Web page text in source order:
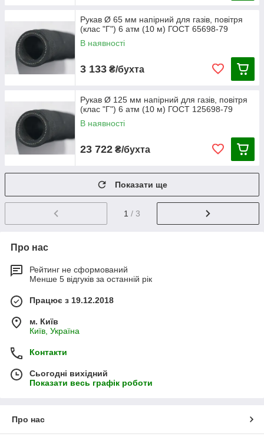
Рукав Ø 65 мм напірний для газів, повітря
(клас "Г") 6 атм (10 м) ГОСТ 65698-79
В наявності
3 133 ₴/бухта
Рукав Ø 125 мм напірний для газів, повітря
(клас "Г") 6 атм (10 м) ГОСТ 125698-79
В наявності
23 722 ₴/бухта
Показати ще
1 / 3
Про нас
Рейтинг не сформований
Менше 5 відгуків за останній рік
Працює з 19.12.2018
м. Київ
Київ, Україна
Контакти
Сьогодні вихідний
Показати весь графік роботи
Про нас